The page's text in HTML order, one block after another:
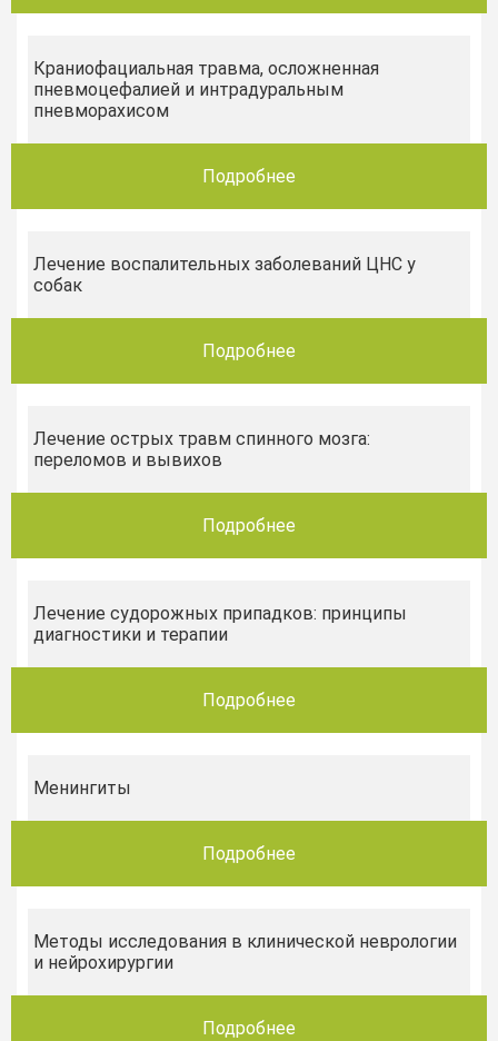
Краниофациальная травма, осложненная
пневмоцефалией и интрадуральным
пневморахисом
Подробнее
Лечение воспалительных заболеваний ЦНС у
собак
Подробнее
Лечение острых травм спинного мозга:
переломов и вывихов
Подробнее
Лечение судорожных припадков: принципы
диагностики и терапии
Подробнее
Менингиты
Подробнее
Методы исследования в клинической неврологии
и нейрохирургии
Подробнее